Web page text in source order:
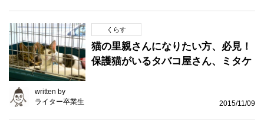
くらす
猫の里親さんになりたい方、必見！
保護猫がいるタバコ屋さん、ミタケ
written by
ライター卒業生
2015/11/09